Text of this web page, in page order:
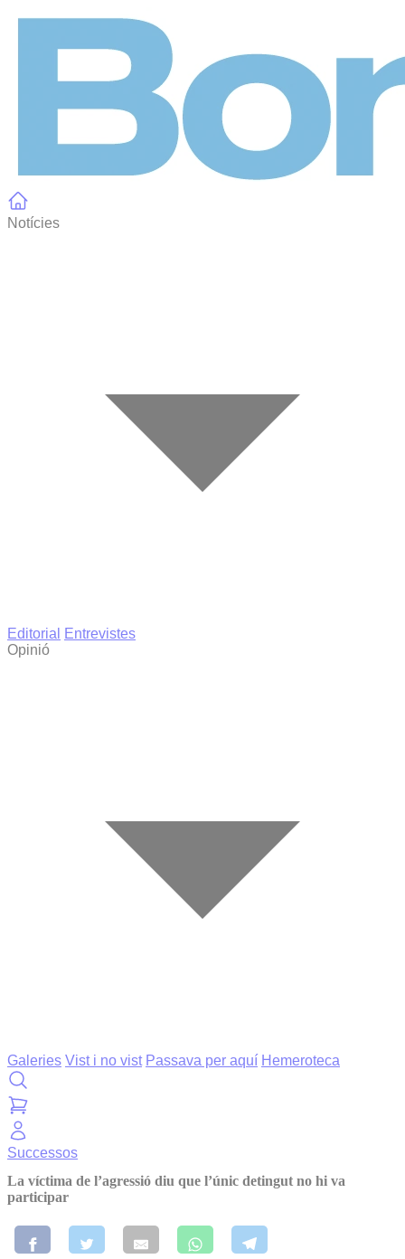
Notícies
Editorial
Entrevistes
Opinió
Galeries Vist i no vist Passava per aquí Hemeroteca
Successos
La víctima de l’agressió diu que l’únic detingut no hi va
participar